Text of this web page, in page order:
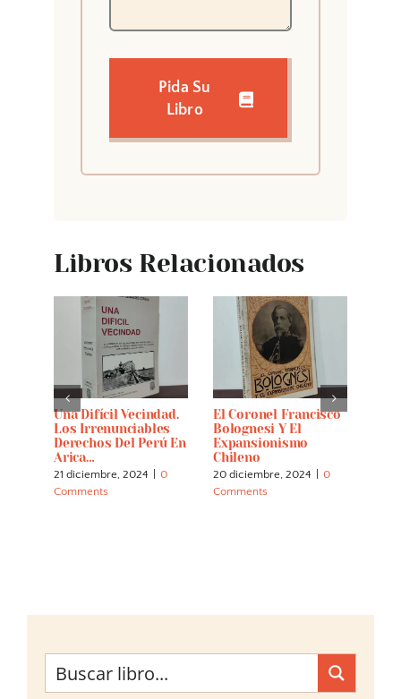
Pida Su
Libro
Libros Relacionados
Una Difícil Vecindad.
Los Irrenunciables
Derechos Del Perú En
Arica…
21 diciembre, 2024
0
Comments
El Coronel Francisco
Bolognesi Y El
Expansionismo
Chileno
20 diciembre, 2024
0
Comments